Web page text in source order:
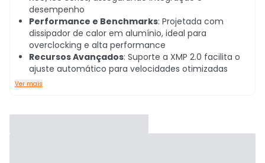
desempenho
Performance e Benchmarks: Projetada com
dissipador de calor em alumínio, ideal para
overclocking e alta performance
Recursos Avançados: Suporte a XMP 2.0 facilita o
ajuste automático para velocidades otimizadas
Ver mais